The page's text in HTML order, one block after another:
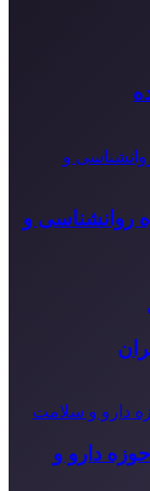
روانشناسی و
دارو و